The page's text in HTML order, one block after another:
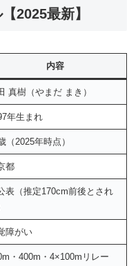
2025最新】
内容
真樹（やまだ まき）
年生まれ
（2025年時点）
都
表（推定170cm前後とされ
障がい
・400m・4×100mリレー